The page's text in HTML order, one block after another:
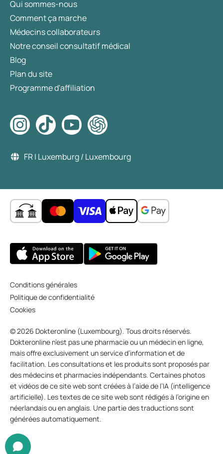
Qui sommes-nous
Comment ça marche
Médecins collaborateurs
Notre conseil consultatif médical
Blog
Plan du site
Programme d'affiliation
FR | Luxemburg / Luxembourg
Conditions générales
Politique de confidentialité
Cookies
© 2026 Dokteronline (Luxembourg). Tous droits réservés.
Dokteronline n’est pas une pharmacie ou un médecin en ligne,
mais offre exclusivement un service d’information et de
facilitation. Les consultations et les produits sont proposés par
des médecins et pharmacies indépendants. Certaines photos
et vidéos de ce site web sont créées à l’aide de l’IA (intelligence
artificielle). Les textes de ce site web sont rédigés à l’origine en
néerlandais ou en anglais. Une partie des traductions sont
générées automatiquement.